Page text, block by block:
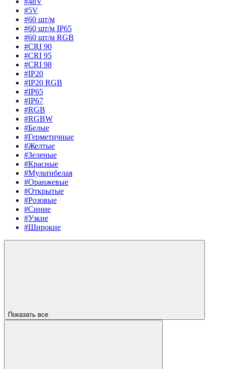
#5V
#60 шт/м
#60 шт/м IP65
#60 шт/м RGB
#CRI 90
#CRI 95
#CRI 98
#IP20
#IP20 RGB
#IP65
#IP67
#RGB
#RGBW
#Белые
#Герметичные
#Желтые
#Зеленые
#Красные
#Мультибелая
#Оранжевые
#Открытые
#Розовые
#Синие
#Узкие
#Широкие
Показать все